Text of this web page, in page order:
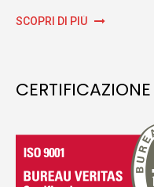
SCOPRI DI PIÙ